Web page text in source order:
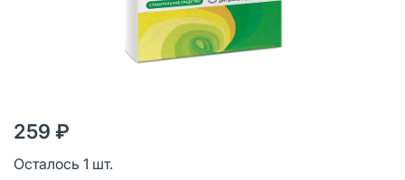
259 ₽
Осталось 1 шт.